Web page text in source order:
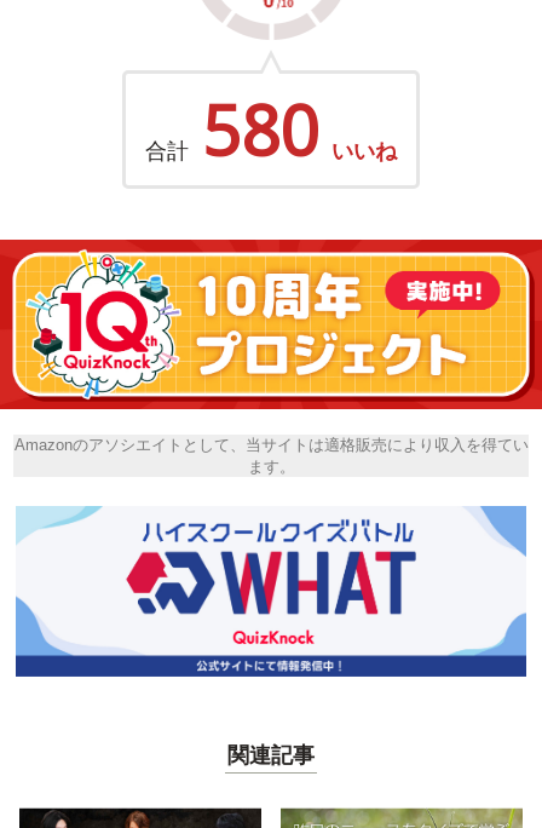
合計 580 いいね
Amazonのアソシエイトとして、当サイトは適格販売により収入を得てい
ます。
関連記事